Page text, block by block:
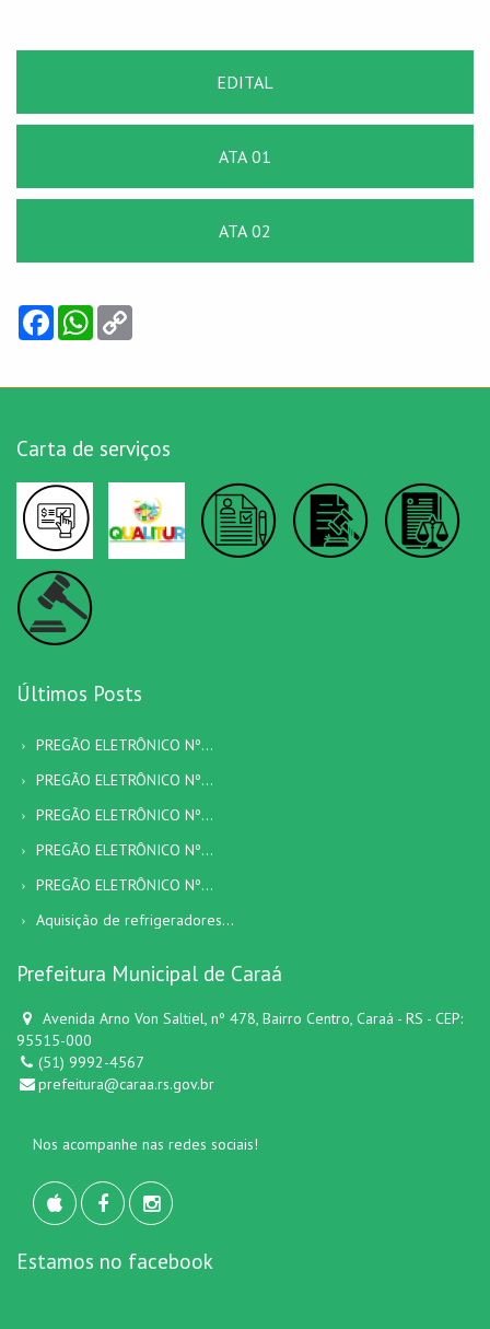
EDITAL
ATA 01
ATA 02
FacebookWhatsApp
Carta de serviços
Últimos Posts
PREGÃO ELETRÔNICO Nº...
PREGÃO ELETRÔNICO Nº...
PREGÃO ELETRÔNICO Nº...
PREGÃO ELETRÔNICO Nº...
PREGÃO ELETRÔNICO Nº...
Aquisição de refrigeradores...
Prefeitura Municipal de Caraá
Avenida Arno Von Saltiel, nº 478, Bairro Centro, Caraá - RS - CEP:
95515-000
(51) 9992-4567
prefeitura@caraa.rs.gov.br
Nos acompanhe nas redes sociais!
Estamos no facebook